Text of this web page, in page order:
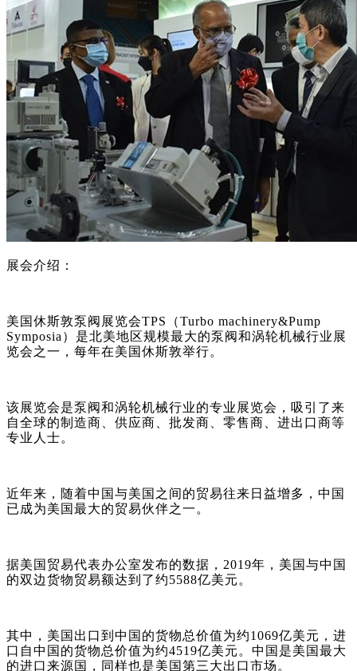
展会介绍：
美国休斯敦泵阀展览会TPS（Turbo machinery&Pump
Symposia）是北美地区规模最大的泵阀和涡轮机械行业展
览会之一，每年在美国休斯敦举行。
该展览会是泵阀和涡轮机械行业的专业展览会，吸引了来
自全球的制造商、供应商、批发商、零售商、进出口商等
专业人士。
近年来，随着中国与美国之间的贸易往来日益增多，中国
已成为美国最大的贸易伙伴之一。
据美国贸易代表办公室发布的数据， 2019年，美国与中国
的双边货物贸易额达到了约5588亿美元。
其中，美国出口到中国的货物总价值为约1069亿美元，进
口自中国的货物总价值为约4519亿美元。中国是美国最大
的进口来源国，同样也是美国第三大出口市场。